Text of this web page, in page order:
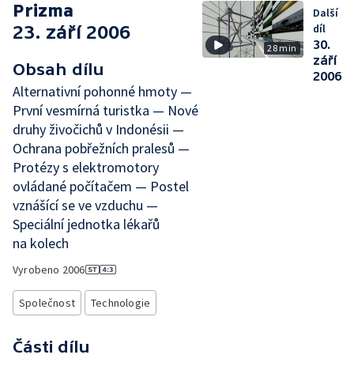
Prizma
23. září 2006
Obsah dílu
Alternativní pohonné hmoty —
První vesmírná turistka — Nové
druhy živočichů v Indonésii —
Ochrana pobřežních pralesů —
Protézy s elektromotory
ovládané počítačem — Postel
vznášící se ve vzduchu —
Speciální jednotka lékařů
na kolech
Vyrobeno 2006
Společnost Technologie
Části dílu
28 min
Další
díl
30.
září
2006